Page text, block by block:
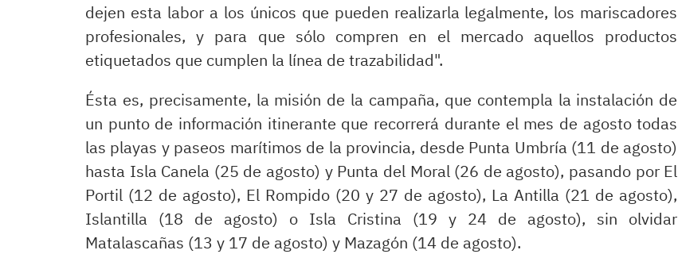
dejen esta labor a los únicos que pueden realizarla legalmente, los mariscadores
profesionales, y para que sólo compren en el mercado aquellos productos
etiquetados que cumplen la línea de trazabilidad".
Ésta es, precisamente, la misión de la campaña, que contempla la instalación de
un punto de información itinerante que recorrerá durante el mes de agosto todas
las playas y paseos marítimos de la provincia, desde Punta Umbría (11 de agosto)
hasta Isla Canela (25 de agosto) y Punta del Moral (26 de agosto), pasando por El
Portil (12 de agosto), El Rompido (20 y 27 de agosto), La Antilla (21 de agosto),
Islantilla (18 de agosto) o Isla Cristina (19 y 24 de agosto), sin olvidar
Matalascañas (13 y 17 de agosto) y Mazagón (14 de agosto).